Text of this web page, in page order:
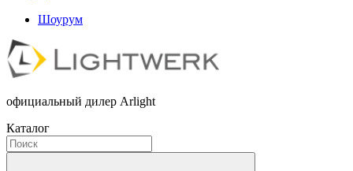
Шоурум
официальный дилер Arlight
Каталог